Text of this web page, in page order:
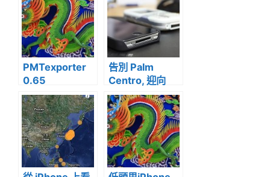
PMTexporter
0.65
告別 Palm
Centro, 迎向
iPhone4